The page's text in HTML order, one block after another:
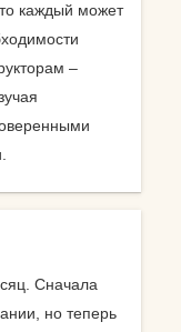
каждый может
–
Сначала
но теперь